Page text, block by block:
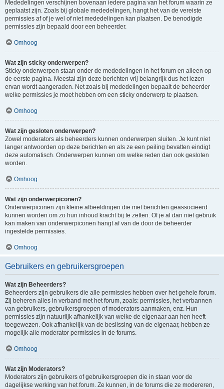
Mededelingen verschijnen bovenaan iedere pagina van het forum waarin ze
geplaatst zijn. Zoals bij globale mededelingen, hangt het van de vereiste
permissies af of je wel of niet mededelingen kan plaatsen. De benodigde
permissies zijn bepaald door een beheerder.
Omhoog
Wat zijn sticky onderwerpen?
Sticky onderwerpen staan onder de mededelingen in het forum en alleen op
de eerste pagina. Meestal zijn deze berichten vrij belangrijk dus het lezen
ervan wordt aangeraden. Net zoals bij mededelingen bepaalt de beheerder
welke permissies je moet hebben om een sticky onderwerp te plaatsen.
Omhoog
Wat zijn gesloten onderwerpen?
Zowel moderators als beheerders kunnen onderwerpen sluiten. Je kunt niet
langer antwoorden op deze berichten en als ze een peiling bevatten eindigt
deze automatisch. Onderwerpen kunnen om welke reden dan ook gesloten
worden.
Omhoog
Wat zijn onderwerpiconen?
Onderwerpiconen zijn kleine afbeeldingen die met berichten geassocieerd
kunnen worden om zo hun inhoud kracht bij te zetten. Of je al dan niet gebruik
kan maken van onderwerpiconen hangt af van de door de beheerder
ingestelde permissies.
Omhoog
Gebruikers en gebruikersgroepen
Wat zijn Beheerders?
Beheerders zijn gebruikers die alle permissies hebben over het gehele forum.
Zij beheren alles in verband met het forum, zoals: permissies, het verbannen
van gebruikers, gebruikersgroepen of moderators aanmaken, enz. Hun
permissies zijn natuurlijk afhankelijk van welke de eigenaar aan hen heeft
toegewezen. Ook afhankelijk van de beslissing van de eigenaar, hebben ze
mogelijk alle moderator permissies in de forums.
Omhoog
Wat zijn Moderators?
Moderators zijn gebruikers of gebruikersgroepen die in staan voor de
dagelijkse werking van het forum. Ze kunnen, in de forums die ze modereren,